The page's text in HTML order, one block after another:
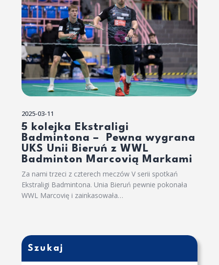
2025-03-11
5 kolejka Ekstraligi
Badmintona – Pewna wygrana
UKS Unii Bieruń z WWL
Badminton Marcovią Markami
Za nami trzeci z czterech meczów V serii spotkań
Ekstraligi Badmintona. Unia Bieruń pewnie pokonała
WWL Marcovię i zainkasowała…
Szukaj